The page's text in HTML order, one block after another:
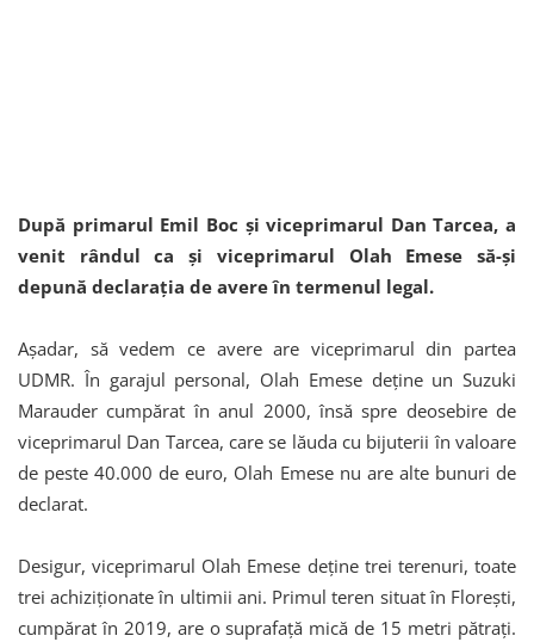
După primarul Emil Boc și viceprimarul Dan Tarcea, a
venit rândul ca și viceprimarul Olah Emese să-și
depună declarația de avere în termenul legal.
Așadar, să vedem ce avere are viceprimarul din partea
UDMR. În garajul personal, Olah Emese deține un Suzuki
Marauder cumpărat în anul 2000, însă spre deosebire de
viceprimarul Dan Tarcea, care se lăuda cu bijuterii în valoare
de peste 40.000 de euro, Olah Emese nu are alte bunuri de
declarat.
Desigur, viceprimarul Olah Emese deține trei terenuri, toate
trei achiziționate în ultimii ani. Primul teren situat în Florești,
cumpărat în 2019, are o suprafață mică de 15 metri pătrați.